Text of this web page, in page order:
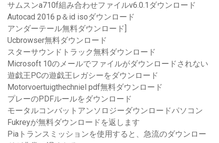
サムスンa710f組み合わせファイルv6.0.1ダウンロード
Autocad 2016 p＆id isoダウンロード
アンダーテール無料ダウンロード]
Ucbrowser無料ダウンロード
スターサウンドトラック無料ダウンロード
Microsoft 10のメールでファイルがダウンロードされない
遊戯王PCの遊戯王レガシーをダウンロード
Motorvoertuigthechniel pdf無料ダウンロード
プレーのPDFルールをダウンロード
モータルコンバットアンソロジーダウンロードパソコン
Fukreyが無料ダウンロードを返します
Piaトランスミッションを使用すると、急流のダウンロー